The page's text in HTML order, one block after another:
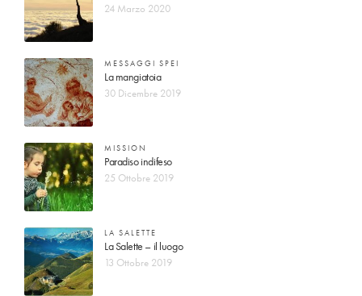
24 Marzo 2020
MESSAGGI SPEI
La mangiatoia
30 Dicembre 2019
MISSION
Paradiso indifeso
25 Ottobre 2019
LA SALETTE
La Salette – il luogo
13 Ottobre 2019